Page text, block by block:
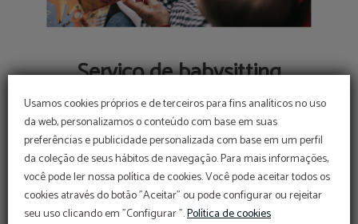
Usamos cookies próprios e de terceiros para fins analíticos no uso
da web, personalizamos o conteúdo com base em suas
preferências e publicidade personalizada com base em um perfil
da coleção de seus hábitos de navegação. Para mais informações,
você pode ler nossa política de cookies. Você pode aceitar todos os
cookies através do botão "Aceitar" ou pode configurar ou rejeitar
seu uso clicando em "Configurar ".Política de cookies
Serviço de babysitting
FORNECEMOS AS INFORMAÇÕES NECESSÁRIAS
PARA QUE VOCÊ VIAJE ACOMPANHADA.